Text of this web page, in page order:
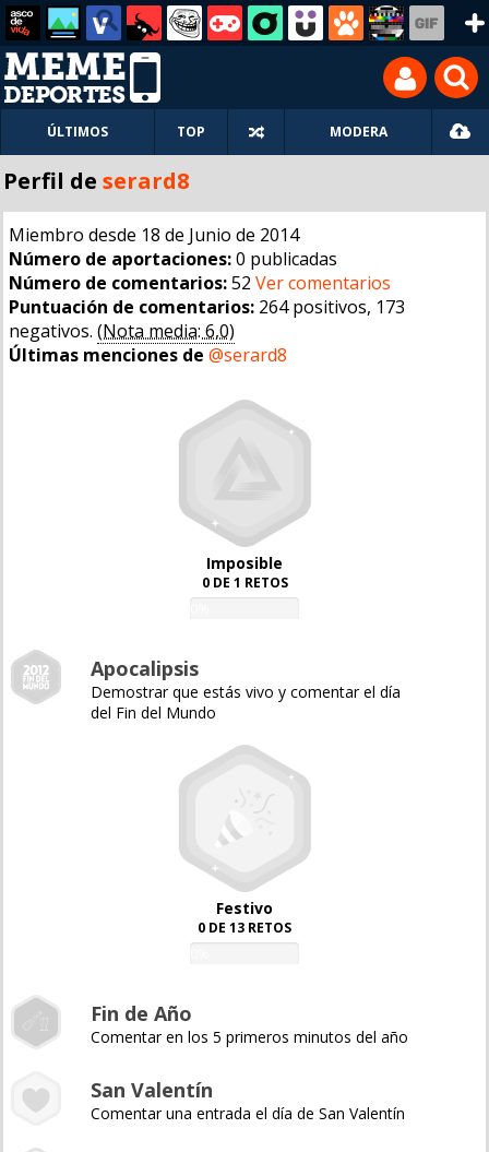
ÚLTIMOS TOP MODERA
Perfil de serard8
Miembro desde 18 de Junio de 2014
Número de aportaciones:0 publicadas
Número de comentarios:52 Ver comentarios
Puntuación de comentarios: 264 positivos, 173
negativos. (Nota media: 6,0)
Últimas menciones de @serard8
Imposible
0 DE 1 RETOS
Apocalipsis
Demostrar que estás vivo y comentar el día
del Fin del Mundo
Festivo
0 DE 13 RETOS
Fin de Año
Comentar en los 5 primeros minutos del año
San Valentín
Comentar una entrada el día de San Valentín